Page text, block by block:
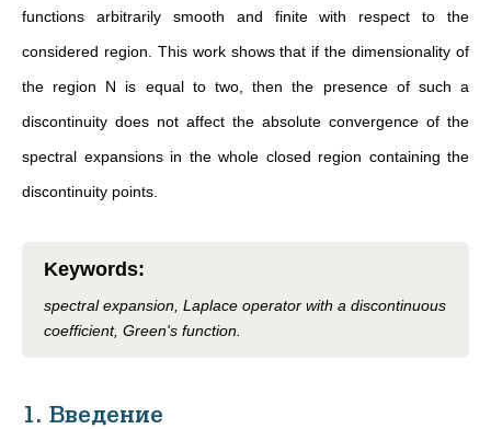
functions arbitrarily smooth and finite with respect to the
considered region. This work shows that if the dimensionality of
the region N is equal to two, then the presence of such a
discontinuity does not affect the absolute convergence of the
spectral expansions in the whole closed region containing the
discontinuity points.
Keywords:
spectral expansion, Laplace operator with a discontinuous
coefficient, Green's function.
1. Введение